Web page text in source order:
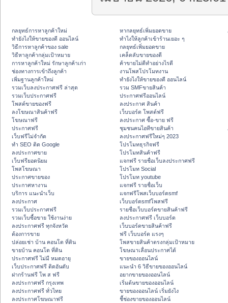
กลยุทธ์การหาลูกค้าใหม่
ทํายังไงให้ขายของดี ออนไลน์
วิธีการหาลูกค้าของ sale
วิธีหาลูกค้ากลุ่มเป้าหมาย
การหาลูกค้าใหม่ รักษาลูกค้าเก่า
ช่องทางการเข้าถึงลูกค้า
เพิ่มฐานลูกค้าใหม่
รวมเว็บลงประกาศฟรี ล่าสุด
รวมเว็บประกาศฟรี
โพสต์ขายของฟรี
ลงโฆษณาสินค้าฟรี
โฆษณาฟรี
ประกาศฟรี
เว็บฟรีไม่จำกัด
ทำ SEO ติด Google
ลงประกาศขาย
เว็บฟรียอดนิยม
โพสโฆษณา
ประกาศขายของ
ประกาศหางาน
บริการ แนะนำเว็บ
ลงประกาศ
รวมเว็บประกาศฟรี
รวมเว็บซื้อขาย ใช้งานง่าย
ลงประกาศฟรี ทุกจังหวัด
ต้องการขาย
ปล่อยเช่า บ้าน คอนโด ที่ดิน
ขายบ้าน คอนโด ที่ดิน
ประกาศฟรี ไม่มี หมดอายุ
เว็บประกาศฟรี ติดอันดับ
ฝากร้านฟรี โพ ส ฟรี
ลงประกาศฟรี กรุงเทพ
ลงประกาศฟรี ทั่วไทย
ลงประกาศโฆษณาฟรี
หากลยุทธ์เพิ่มยอดขาย
ทําไงให้ลูกค้าเข้าร้านเยอะ ๆ
กลยุทธ์เพิ่มยอดขาย
เคล็ดลับขายของดี
ค้าขายไม่ดีทำอย่างไรดี
งานโพสโปรโมทงาน
ทํายังไงให้ขายของดี ออนไลน์
รวม SMFขายสินค้า
ประกาศฟรีออนไลน์
ลงประกาศ สินค้า
เว็บบอร์ด โพสต์ฟรี
ลงประกาศ ซื้อ-ขาย ฟรี
ชุมชนคนไอทีขายสินค้า
ลงประกาศฟรีใหม่ๆ 2023
โปรโมทธุรกิจฟรี
โปรโมทสินค้าฟรี
แจกฟรี รายชื่อเว็บลงประกาศฟรี
โปรโมท Social
โปรโมท youtube
แจกฟรี รายชื่อเว็บ
แจกฟรีโพสเว็บบอร์ดsmf
เว็บบอร์ดsmfโพสฟรี
รายชื่อเว็บบอร์ดขายสินค้าฟรี
ลงประกาศฟรี เว็บบอร์ด
เว็บบอร์ดขายสินค้าฟรี
ฟรี เว็บบอร์ด แรงๆ
โพสขายสินค้าตรงกลุ่มเป้าหมาย
โฆษณาเลื่อนประกาศได้
ขายของออนไลน์
แนะนำ 6 วิธีขายของออนไลน์
อยากขายของออนไลน์
เริ่มต้นขายของออนไลน์
ขายของออนไลน์ เริ่มยังไง
ชี้ช่องขายของออนไลน์